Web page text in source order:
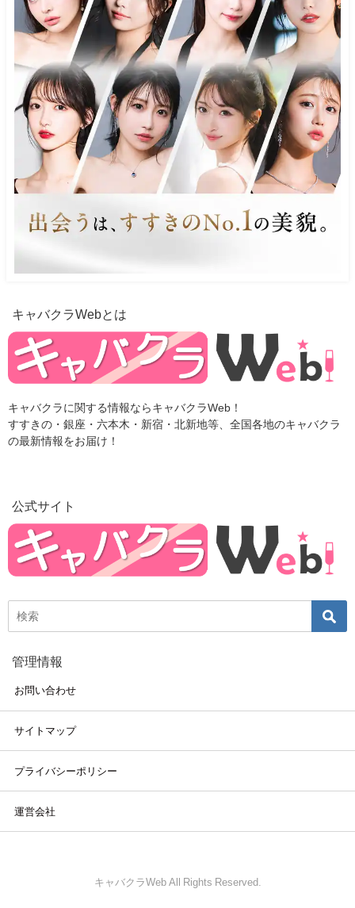
キャバクラWebとは
キャバクラに関する情報ならキャバクラWeb！
すすきの・銀座・六本木・新宿・北新地等、全国各地のキャバクラ
の最新情報をお届け！
公式サイト
管理情報
お問い合わせ
サイトマップ
プライバシーポリシー
運営会社
キャバクラWeb All Rights Reserved.